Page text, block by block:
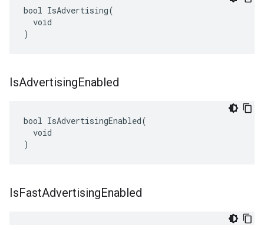
bool IsAdvertising(
  void
)
IsAdvertisingEnabled
bool IsAdvertisingEnabled(
  void
)
IsFastAdvertisingEnabled